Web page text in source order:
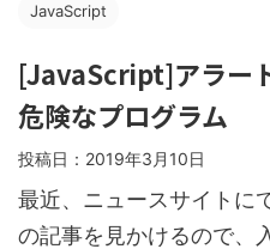
JavaScript
[JavaScript]アラー
危険なプログラム
投稿日： 2019年3月10日
最近、ニュースサイトに
の記事を見かけるので、